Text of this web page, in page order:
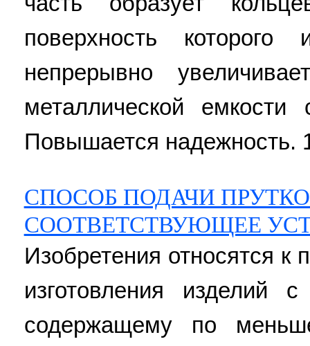
поверхность
непрерывно
металлической
Повышается надежность.
СПОСОБ ПОДАЧИ
СООТВЕТСТВУЮЩЕЕ
Изобретения относятся к
изготовления изделий
содержащему по